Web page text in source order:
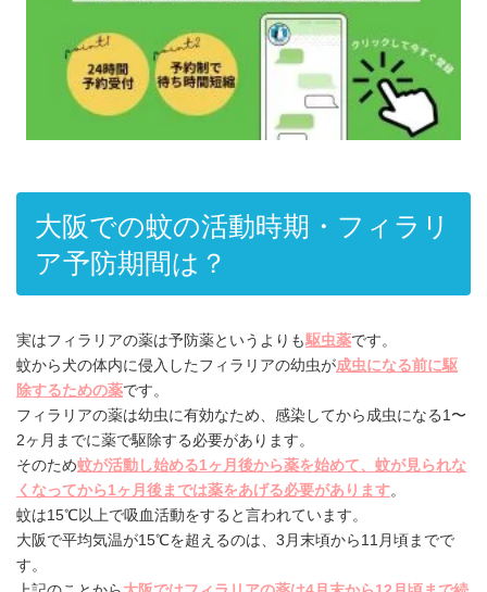
大阪での蚊の活動時期・フィラリ
ア予防期間は？
実はフィラリアの薬は予防薬というよりも駆虫薬です。
蚊から犬の体内に侵入したフィラリアの幼虫が成虫になる前に駆
除するための薬です。
フィラリアの薬は幼虫に有効なため、感染してから成虫になる1〜
2ヶ月までに薬で駆除する必要があります。
そのため蚊が活動し始める1ヶ月後から薬を始めて、蚊が見られな
くなってから1ヶ月後までは薬をあげる必要があります。
蚊は15℃以上で吸血活動をすると言われています。
大阪で平均気温が15℃を超えるのは、3月末頃から11月頃までで
す。